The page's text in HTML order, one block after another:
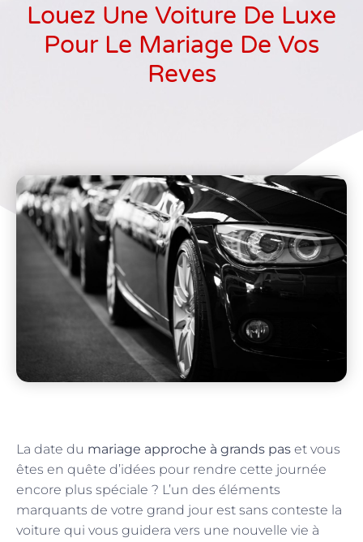
Louez Une Voiture De Luxe
Pour Le Mariage De Vos
Reves
La date du mariage approche à grands pas et vous
êtes en quête d’idées pour rendre cette journée
encore plus spéciale ? L’un des éléments
marquants de votre grand jour est sans conteste la
voiture qui vous guidera vers une nouvelle vie à